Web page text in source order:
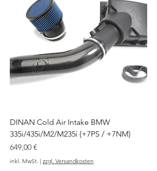
DINAN Cold Air Intake BMW
335i/435i/M2/M235i (+7PS / +7NM)
Preis
649,00 €
inkl. MwSt. | zzgl. Versandkosten